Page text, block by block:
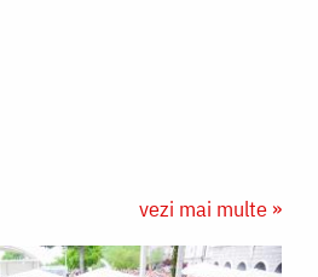
vezi mai multe »